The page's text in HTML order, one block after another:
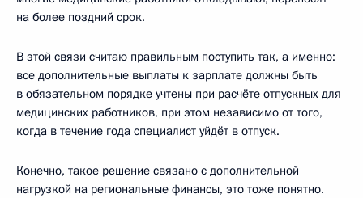
на более поздний срок.
В этой связи считаю правильным поступить так, а именно:
все дополнительные выплаты к зарплате должны быть
в обязательном порядке учтены при расчёте отпускных для
медицинских работников, при этом независимо от того,
когда в течение года специалист уйдёт в отпуск.
Конечно, такое решение связано с дополнительной
нагрузкой на региональные финансы, это тоже понятно.